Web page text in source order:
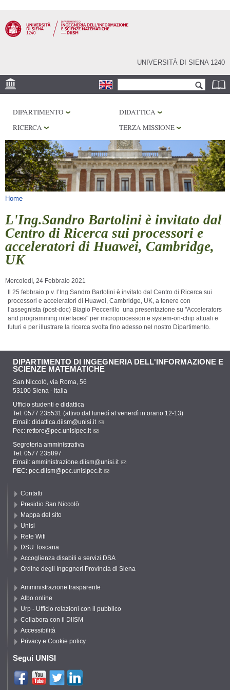
contenuto
principale
UNIVERSITÀ DI SIENA 1240
Form di ricerca
PHD PROGRAM
LABORATORI
BIBLIOTECHE
SERVIZI
DIPARTIMENTO
DIDATTICA
RICERCA
TERZA MISSIONE
Tu sei qui
Home
L'Ing.Sandro Bartolini è invitato dal
Centro di Ricerca sui processori e
acceleratori di Huawei, Cambridge,
UK
Mercoledì, 24 Febbraio 2021
Il 25 febbraio p.v. l’Ing.Sandro Bartolini è invitato dal Centro di Ricerca sui
processori e acceleratori di Huawei, Cambridge, UK, a tenere con
l’assegnista (post-doc) Biagio Peccerillo una presentazione su "Accelerators
and programming interfaces" per microprocessori e system-on-chip attuali e
futuri e per illustrare la ricerca svolta fino adesso nel nostro Dipartimento.
DIPARTIMENTO DI INGEGNERIA DELL'INFORMAZIONE E
SCIENZE MATEMATICHE
San Niccolò, via Roma, 56
53100 Siena - Italia
Ufficio studenti e didattica
Tel. 0577 235531 (attivo dal lunedì al venerdì in orario 12-13)
Email: didattica.diism@unisi.it
Pec: rettore@pec.unisipec.it
Segreteria amministrativa
Tel. 0577 235897
Email: amministrazione.diism@unisi.it
PEC: pec.diism@pec.unisipec.it
Contatti
Presidio San Niccolò
Mappa del sito
Unisi
Rete Wifi
DSU Toscana
Accoglienza disabili e servizi DSA
Ordine degli Ingegneri Provincia di Siena
Amministrazione trasparente
Albo online
Urp - Ufficio relazioni con il pubblico
Collabora con il DIISM
Accessibilità
Privacy e Cookie policy
Segui UNISI